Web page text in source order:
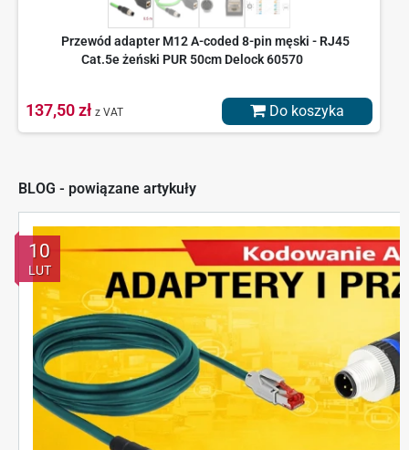
Przewód adapter M12 A-coded 8-pin męski - RJ45
Cat.5e żeński PUR 50cm Delock 60570
137,50 zł z VAT Do koszyka
BLOG - powiązane artykuły
10
LUT